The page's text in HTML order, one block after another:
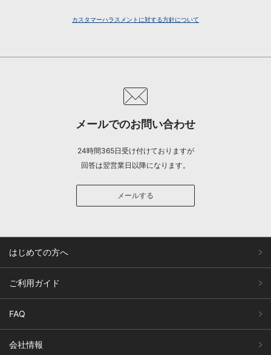
カスタマーハラスメントに対する方針について
メールでのお問い合わせ
24時間365日受け付けておりますが
回答は翌営業日以降になります。
メールする
はじめての方へ
ご利用ガイド
FAQ
会社情報